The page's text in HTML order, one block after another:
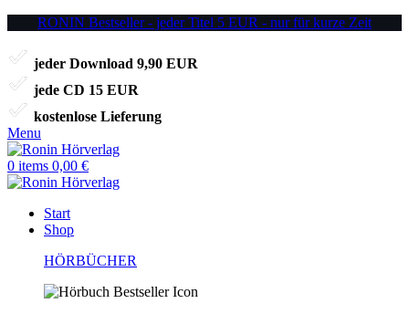
RONIN Bestseller - jeder Titel 5 EUR - nur für kurze Zeit
jeder Download 9,90 EUR
jede CD 15 EUR
kostenlose Lieferung
Menu
0 items 0,00 €
Start
Shop
HÖRBÜCHER